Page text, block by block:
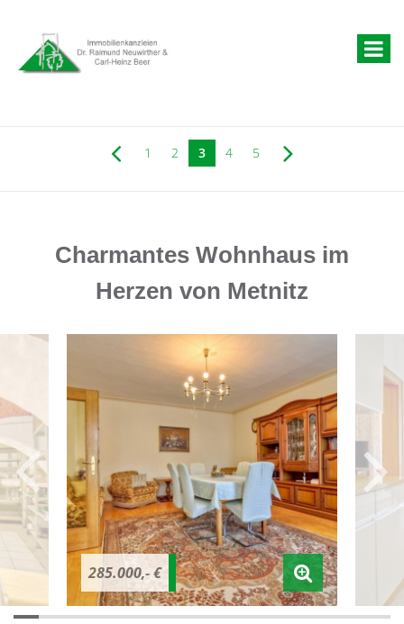
1 2 3 4 5
Charmantes Wohnhaus im
Herzen von Metnitz
285.000,- €